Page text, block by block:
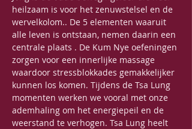
heilzaam is voor het zenuwstelsel en de
wervelkolom.. De 5 elementen waaruit
alle leven is ontstaan, nemen daarin een
centrale plaats . De Kum Nye oefeningen
zorgen voor een innerlijke massage
waardoor stressblokkades gemakkelijker
kunnen los komen. Tijdens de Tsa Lung
momenten werken we vooral met onze
ademhaling om het energiepeil en de
weerstand te verhogen. Tsa Lung heelt